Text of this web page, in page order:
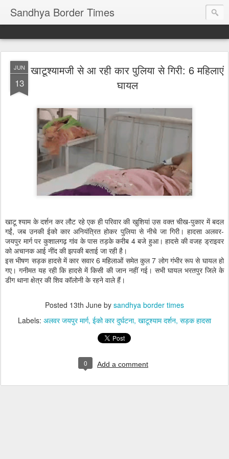
Sandhya Border Times
JUN
13
खाटूश्यामजी से आ रही कार पुलिया से गिरी: 6 महिलाएं
घायल
खाटू श्याम के दर्शन कर लौट रहे एक ही परिवार की खुशियां उस वक्त चीख-पुकार में बदल
गईं, जब उनकी ईको कार अनियंत्रित होकर पुलिया से नीचे जा गिरी। हादसा अलवर-
जयपुर मार्ग पर कुशालगढ़ गांव के पास तड़के करीब 4 बजे हुआ। हादसे की वजह ड्राइवर
को अचानक आई नींद की झपकी बताई जा रही है।
इस भीषण सड़क हादसे में कार सवार 6 महिलाओं समेत कुल 7 लोग गंभीर रूप से घायल हो
गए। गनीमत यह रही कि हादसे में किसी की जान नहीं गई। सभी घायल भरतपुर जिले के
डीग थाना क्षेत्र की शिव कॉलोनी के रहने वाले हैं।
Posted 13th June by sandhya border times
Labels: अलवर जयपुर मार्ग ईको कार दुर्घटना खाटूश्याम दर्शन सड़क हादसा
0 Add a comment